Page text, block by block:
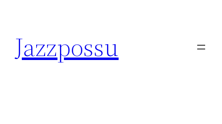
content
Jazzpossu